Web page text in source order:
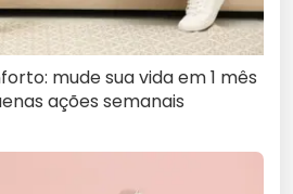
mude sua vida em 1 mês
ações semanais